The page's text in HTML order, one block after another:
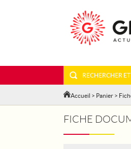
RECHERCHER
Accueil > Panier >
FICHE